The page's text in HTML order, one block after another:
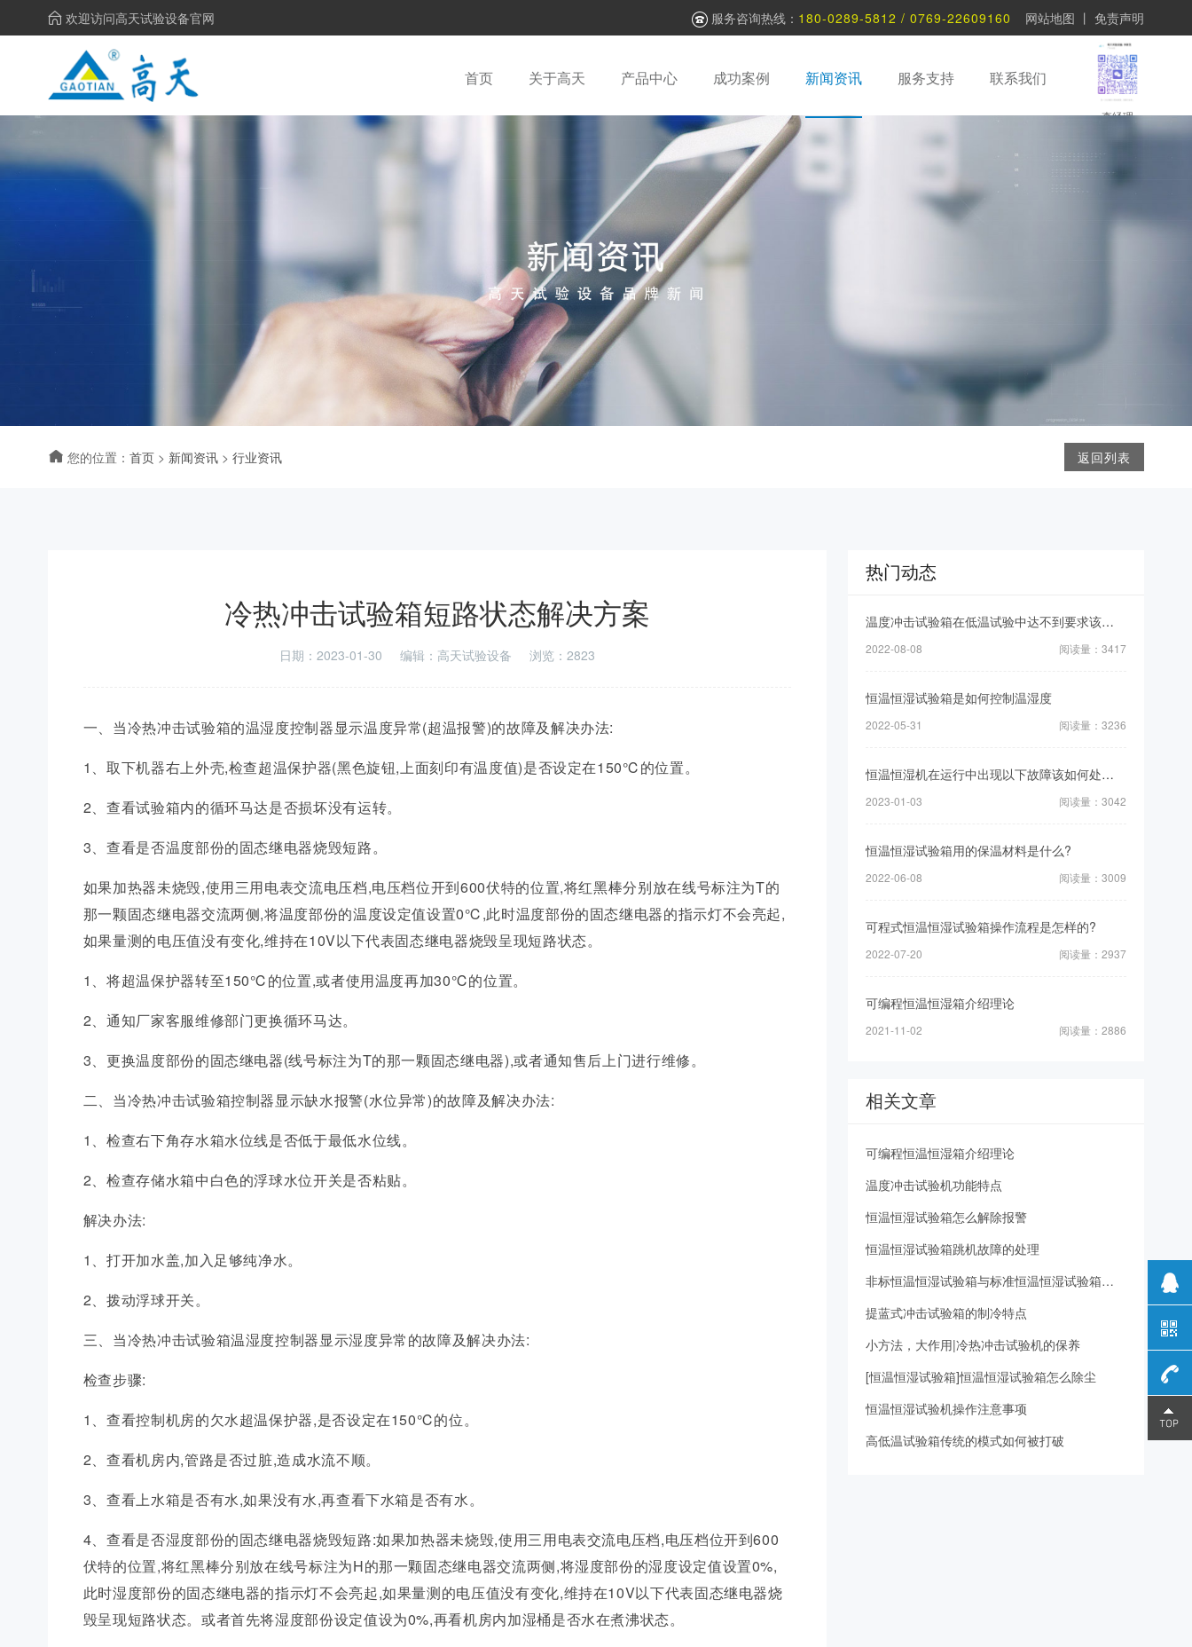
欢迎访问高天试验设备官网 服务咨询热线： 180-0289-5812 / 0769-22609160 网站地图 丨 免责声明
首页 关于高天 产品中心 成功案例 新闻资讯 服务支持 联系我们
李经理
您的位置： 首页> 新闻资讯> 行业资讯 返回列表
冷热冲击试验箱短路状态解决方案
日期：2023-01-30 编辑：高天试验设备 浏览：2823
一、当冷热冲击试验箱的温湿度控制器显示温度异常(超温报警)的故障及解决办法:
1、取下机器右上外壳,检查超温保护器(黑色旋钮,上面刻印有温度值)是否设定在150℃的位置。
2、查看试验箱内的循环马达是否损坏没有运转。
3、查看是否温度部份的固态继电器烧毁短路。
如果加热器未烧毁,使用三用电表交流电压档,电压档位开到600伏特的位置,将红黑棒分别放在线号标注为T的
那一颗固态继电器交流两侧,将温度部份的温度设定值设置0℃,此时温度部份的固态继电器的指示灯不会亮起,
如果量测的电压值没有变化,维持在10V以下代表固态继电器烧毁呈现短路状态。
1、将超温保护器转至150℃的位置,或者使用温度再加30℃的位置。
2、通知厂家客服维修部门更换循环马达。
3、更换温度部份的固态继电器(线号标注为T的那一颗固态继电器),或者通知售后上门进行维修。
二、当冷热冲击试验箱控制器显示缺水报警(水位异常)的故障及解决办法:
1、检查右下角存水箱水位线是否低于最低水位线。
2、检查存储水箱中白色的浮球水位开关是否粘贴。
解决办法:
1、打开加水盖,加入足够纯净水。
2、拨动浮球开关。
三、当冷热冲击试验箱温湿度控制器显示湿度异常的故障及解决办法:
检查步骤:
1、查看控制机房的欠水超温保护器,是否设定在150℃的位。
2、查看机房内,管路是否过脏,造成水流不顺。
3、查看上水箱是否有水,如果没有水,再查看下水箱是否有水。
4、查看是否湿度部份的固态继电器烧毁短路:如果加热器未烧毁,使用三用电表交流电压档,电压档位开到600
伏特的位置,将红黑棒分别放在线号标注为H的那一颗固态继电器交流两侧,将湿度部份的湿度设定值设置0%,
此时湿度部份的固态继电器的指示灯不会亮起,如果量测的电压值没有变化,维持在10V以下代表固态继电器烧
毁呈现短路状态。或者首先将湿度部份设定值设为0%,再看机房内加湿桶是否水在煮沸状态。
热门动态
温度冲击试验箱在低温试验中达不到要求该怎么办?
2022-08-08 阅读量：3417
恒温恒湿试验箱是如何控制温湿度
2022-05-31 阅读量：3236
恒温恒湿机在运行中出现以下故障该如何处理呢？
2023-01-03 阅读量：3042
恒温恒湿试验箱用的保温材料是什么?
2022-06-08 阅读量：3009
可程式恒温恒湿试验箱操作流程是怎样的?
2022-07-20 阅读量：2937
可编程恒温恒湿箱介绍理论
2021-11-02 阅读量：2886
相关文章
可编程恒温恒湿箱介绍理论
温度冲击试验机功能特点
恒温恒湿试验箱怎么解除报警
恒温恒湿试验箱跳机故障的处理
非标恒温恒湿试验箱与标准恒温恒湿试验箱价格贵的原因
提蓝式冲击试验箱的制冷特点
小方法，大作用|冷热冲击试验机的保养
[恒温恒湿试验箱]恒温恒湿试验箱怎么除尘
恒温恒湿试验机操作注意事项
高低温试验箱传统的模式如何被打破
180-